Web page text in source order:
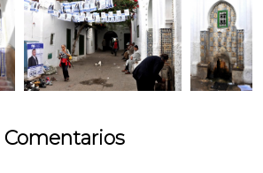
Comentarios